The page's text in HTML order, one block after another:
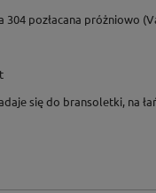
304 pozłacana próżniowo
się do bransoletki, na